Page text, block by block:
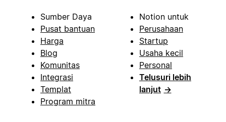
Sumber Daya
Pusat bantuan
Harga
Blog
Komunitas
Integrasi
Templat
Program mitra
Notion untuk
Perusahaan
Startup
Usaha kecil
Personal
Telusuri lebih
lanjut →